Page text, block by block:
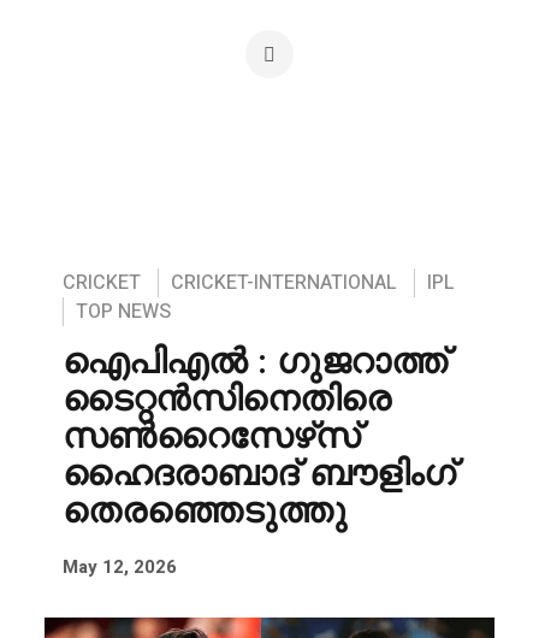
CRICKET CRICKET-INTERNATIONAL
IPL
TOP NEWS
ഐപിഎൽ : ഗുജറാത്ത്
ടൈറ്റൻസിനെതിരെ
സൺറൈസേഴ്‌സ്
ഹൈദരാബാദ് ബൗളിംഗ്
തെരഞ്ഞെടുത്തു
May 12, 2026